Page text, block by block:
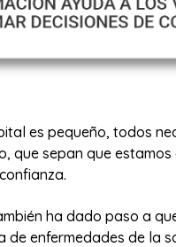
es pequeño, todos
que sepan que
ha dado paso a
de enfermedades de la